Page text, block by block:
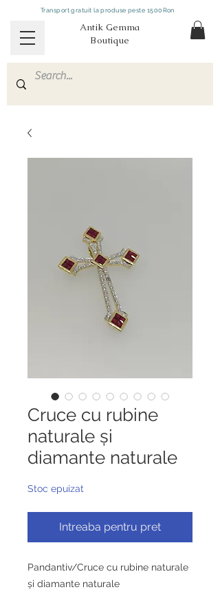
Antik Gemma
Boutique
Transport gratuit la produse peste 1500Ron
Cruce cu rubine
naturale și
diamante naturale
Stoc epuizat
Intreaba pentru pret
Pandantiv/Cruce cu rubine naturale
și diamante naturale